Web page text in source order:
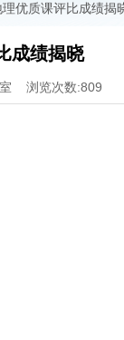
优质课评比成绩揭
成绩揭晓
浏览次数:809